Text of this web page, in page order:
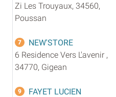
Zi Les Trouyaux, 34560,
Poussan
7
NEW'STORE
6 Residence Vers L'avenir ,
34770, Gigean
9
FAYET LUCIEN